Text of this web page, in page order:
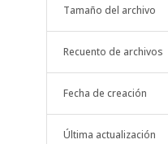
Tamaño del archivo
Recuento de archivos
Fecha de creación
Última actualización